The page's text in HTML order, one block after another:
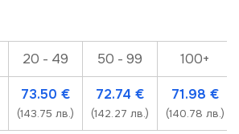
20 - 49 50 - 99 100+
73.50 €
(143.75 лв.)
72.74 €
(142.27 лв.)
71.98 €
(140.78 лв.)